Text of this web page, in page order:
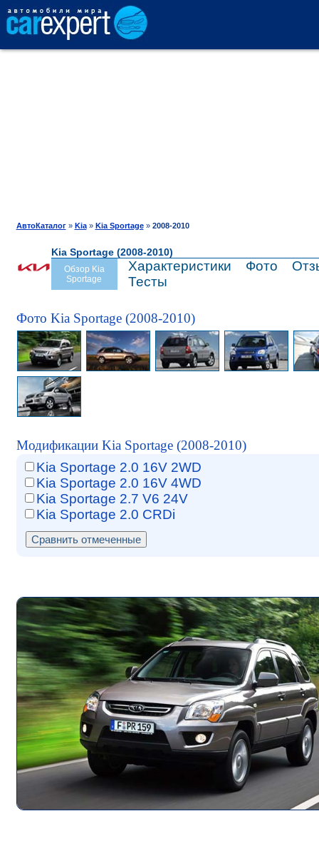
ПРОДАЖА
АвтоКаталог» Kia» Kia Sportage» 2008-2010
Kia Sportage (2008-2010)
Обзор Kia
Sportage
Характеристики Фото
Тесты
Фото Kia Sportage (2008-2010)
Модификации Kia Sportage (2008-2010)
Kia Sportage 2.0 16V 2WD
Kia Sportage 2.0 16V 4WD
Kia Sportage 2.7 V6 24V
Kia Sportage 2.0 CRDi